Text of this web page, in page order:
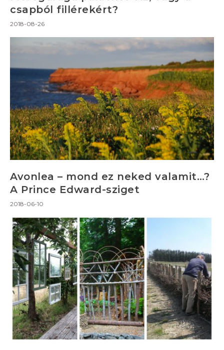
csapból fillérekért?
2018-08-26
Avonlea – mond ez neked valamit…?
A Prince Edward-sziget
2018-06-10